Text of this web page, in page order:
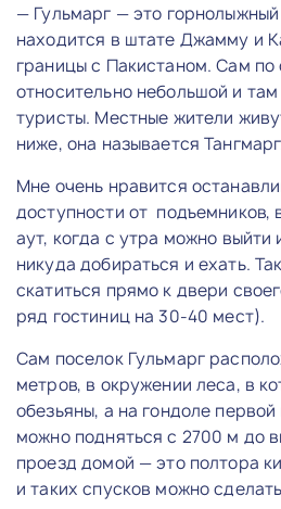
— Гульмарг — это
находится в штате Джамму и
границы с Пакистаном. Сам по
относительно небольшой и
туристы. Местные жители
ниже, она называется
Мне очень нравится
доступности от подъемников,
аут, когда с утра можно
никуда добираться и ехать.
скатиться прямо к двери
ряд гостиниц на 30-40 мест).
Сам поселок Гульмарг
метров, в окружении леса, в
обезьяны, а на гондоле
можно подняться с 2700 м до
проезд домой — это полтора
и таких спусков можно